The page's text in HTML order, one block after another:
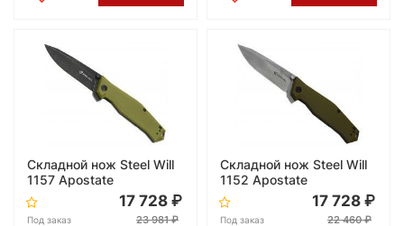
Складной нож Steel Will
1157 Apostate
Под заказ
17 728
23 981
Складной нож Steel Will
1152 Apostate
Под заказ
17 728
22 460